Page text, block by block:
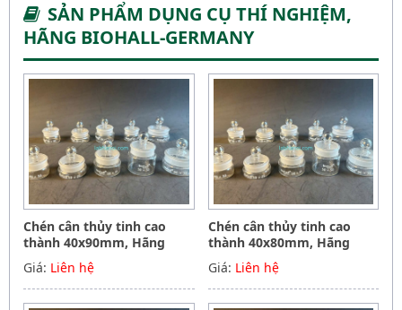
SẢN PHẨM DỤNG CỤ THÍ NGHIỆM,
HÃNG BIOHALL-GERMANY
Chén cân thủy tinh cao
thành 40x90mm, Hãng
Biohall-Germany
Giá: Liên hệ
Chén cân thủy tinh cao
thành 40x80mm, Hãng
Biohall-Germany
Giá: Liên hệ